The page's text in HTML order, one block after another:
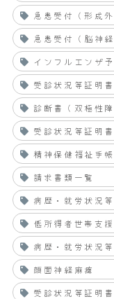
急患受付（形成外
急患受付（脳神経
インフルエンザ
受診状況等証明
診断書（双極性障
受診状況等証明
精神保健福祉手帳
請求書類一覧
病歴・就労状況
低所得者世帯支
病歴・就労状況
顔面神経麻痺
受診状況等証明